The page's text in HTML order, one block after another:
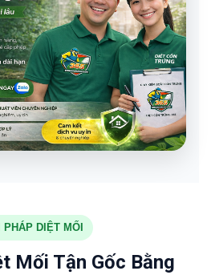
PHÁP DIỆT MỐI
Mối Tận Gốc Bằng